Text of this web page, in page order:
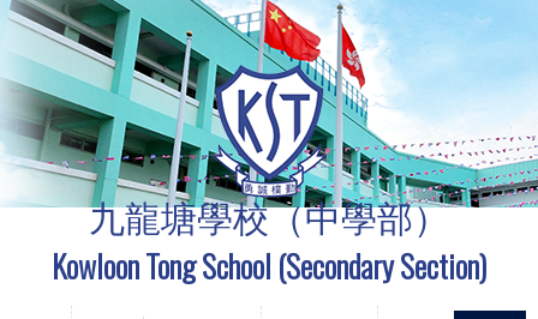
九龍塘學校（中學部）
Kowloon Tong School (Secondary Section)